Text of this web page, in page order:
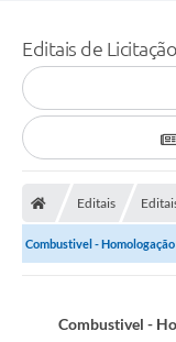
Editais de Licitação
Editais
Combustivel -
Combustivel -